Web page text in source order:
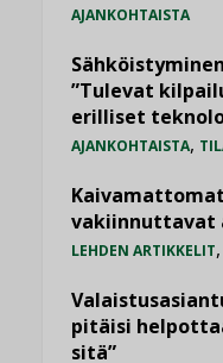
AJANKOHTAISTA
”Tulevat
erilliset
AJANKOHTAISTA,
vakiinnuttavat
LEHDEN ARTIKKELIT,
pitäisi
sitä”